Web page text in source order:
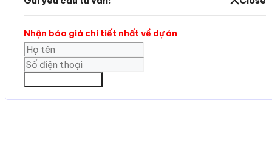
Nhận báo giá chi tiết nhất về dự án